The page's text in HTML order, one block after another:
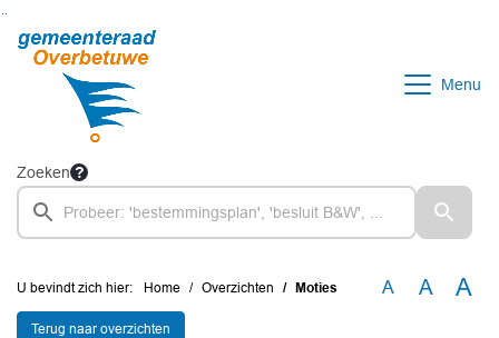
Menu
Zoeken
U bevindt zich hier: Home Overzichten Moties A A A
Terug naar overzichten